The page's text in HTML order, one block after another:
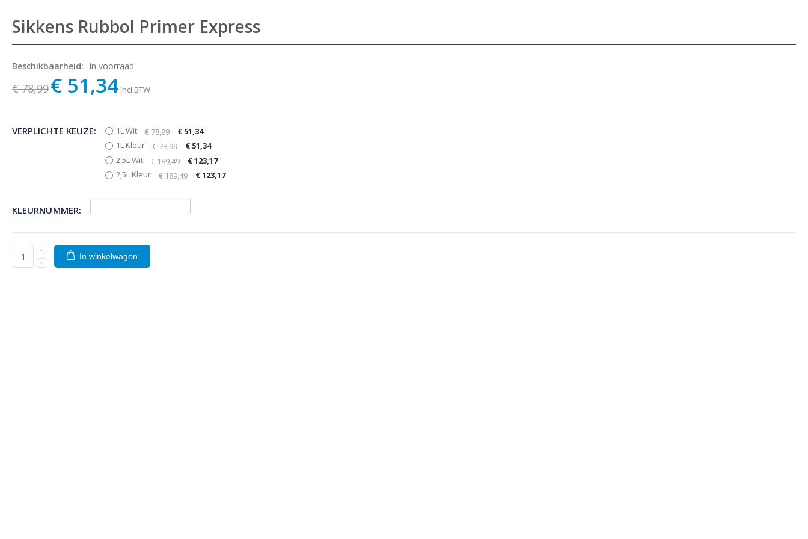
Sikkens Rubbol Primer Express
Beschikbaarheid: In voorraad
€ 78,99€ 51,34 Incl.BTW
VERPLICHTE KEUZE: 1L Wit € 78,99
€ 51,34
1L Kleur
€ 78,99
€ 51,34
2,5L Wit
€ 189,49
€ 123,17
2,5L Kleur
€ 189,49 € 123,17
KLEURNUMMER:
In winkelwagen